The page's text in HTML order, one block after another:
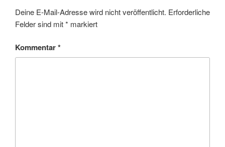
Deine E-Mail-Adresse wird nicht veröffentlicht. Erforderliche
Felder sind mit* markiert
Kommentar*